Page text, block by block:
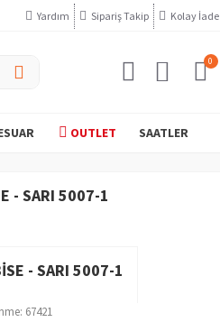
Yardım Sipariş Takip Kolay İade
0
OUTLET SAATLER
- SARI 5007-1
- SARI 5007-1
67421